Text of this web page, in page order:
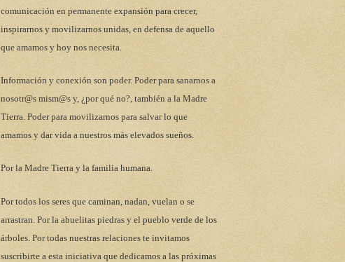
comunicación en permanente expansión para crecer,
inspirarnos y movilizarnos unidas, en defensa de aquello
que amamos y hoy nos necesita.
Información y conexión son poder. Poder para sanarnos a
nosotr@s mism@s y, ¿por qué no?, también a la Madre
Tierra. Poder para movilizarnos para salvar lo que
amamos y dar vida a nuestros más elevados sueños.
Por la Madre Tierra y la familia humana.
Por todos los seres que caminan, nadan, vuelan o se
arrastran. Por la abuelitas piedras y el pueblo verde de los
árboles. Por todas nuestras relaciones te invitamos
suscribirte a esta iniciativa que dedicamos a las próximas